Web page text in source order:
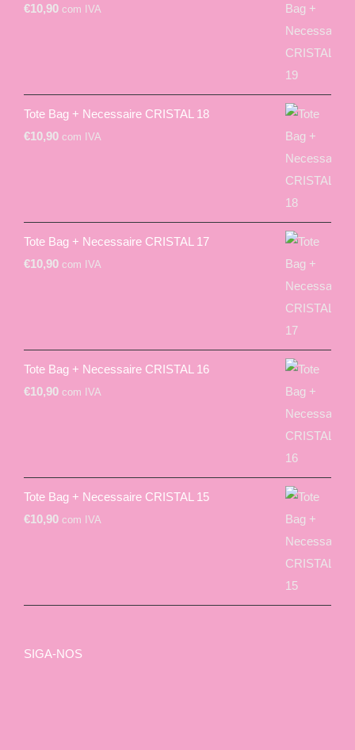
€10,90 com IVA
Tote Bag + Necessaire CRISTAL 18
€10,90 com IVA
Tote Bag + Necessaire CRISTAL 17
€10,90 com IVA
Tote Bag + Necessaire CRISTAL 16
€10,90 com IVA
Tote Bag + Necessaire CRISTAL 15
€10,90 com IVA
SIGA-NOS